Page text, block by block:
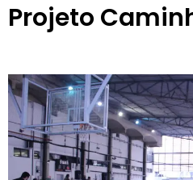
Projeto